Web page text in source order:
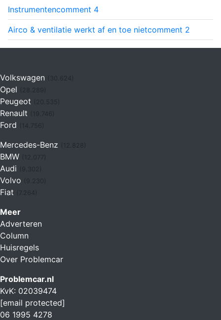
Instrumentencomment 4
Airco & ventilatie werkt af en toe nietcomment 2
Volkswagen (30.624)
Opel
Peugeot
Renault (19.746)
Ford (14.756)
Mercedes-Benz
BMW
Audi
Volvo
Fiat (7.264)
Meer
Adverteren
Column
Huisregels
Over Problemcar
Problemcar.nl
KvK: 02039474
[email protected]
06 1995 4278